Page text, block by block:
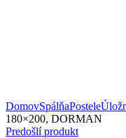
DomovSpálňaPostele
180×200, DORMAN
Predošlí produkt